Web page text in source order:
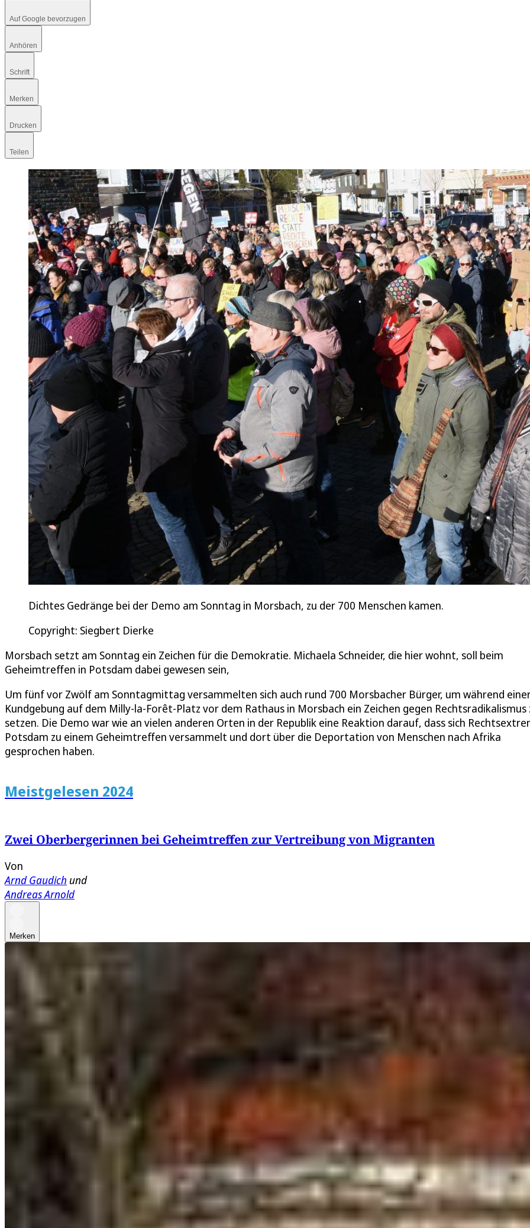
Auf Google bevorzugen
Anhören
Schrift
Merken
Drucken
Teilen
Dichtes Gedränge bei der Demo am Sonntag in Morsbach, zu der 700 Menschen kamen.
Copyright: Siegbert Dierke
Morsbach setzt am Sonntag ein Zeichen für die Demokratie. Michaela Schneider, die hier wohnt, soll beim
Geheimtreffen in Potsdam dabei gewesen sein,
Um fünf vor Zwölf am Sonntagmittag versammelten sich auch rund 700 Morsbacher Bürger, um während
Kundgebung auf dem Milly-la-Forêt-Platz vor dem Rathaus in Morsbach ein Zeichen gegen Rechtsradikalismus
setzen. Die Demo war wie an vielen anderen Orten in der Republik eine Reaktion darauf, dass sich
Potsdam zu einem Geheimtreffen versammelt und dort über die Deportation von Menschen nach Afrika
gesprochen haben.
Meistgelesen 2024
Zwei Oberbergerinnen bei Geheimtreffen zur Vertreibung von Migranten
Von
Arnd Gaudich und
Andreas Arnold
Merken